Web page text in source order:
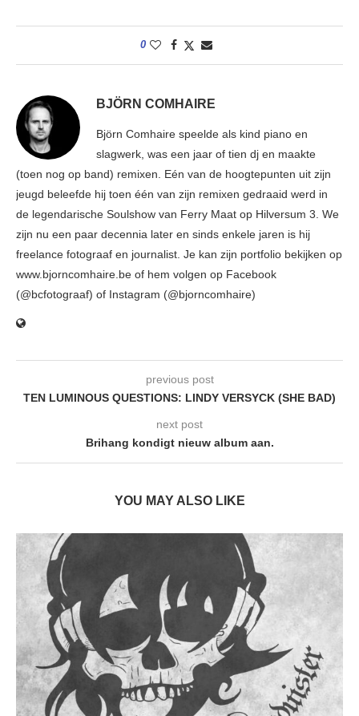
0
BJÖRN COMHAIRE
Björn Comhaire speelde als kind piano en
slagwerk, was een jaar of tien dj en maakte
(toen nog op band) remixen. Eén van de hoogtepunten uit zijn
jeugd beleefde hij toen één van zijn remixen gedraaid werd in
de legendarische Soulshow van Ferry Maat op Hilversum 3. We
zijn nu een paar decennia later en sinds enkele jaren is hij
freelance fotograaf en journalist. Je kan zijn portfolio bekijken op
www.bjorncomhaire.be of hem volgen op Facebook
(@bcfotograaf) of Instagram (@bjorncomhaire)
previous post
TEN LUMINOUS QUESTIONS: LINDY VERSYCK (SHE BAD)
next post
Brihang kondigt nieuw album aan.
YOU MAY ALSO LIKE